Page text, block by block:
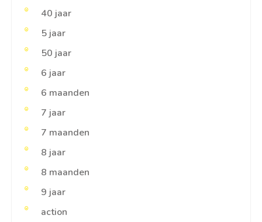
40 jaar
5 jaar
50 jaar
6 jaar
6 maanden
7 jaar
7 maanden
8 jaar
8 maanden
9 jaar
action